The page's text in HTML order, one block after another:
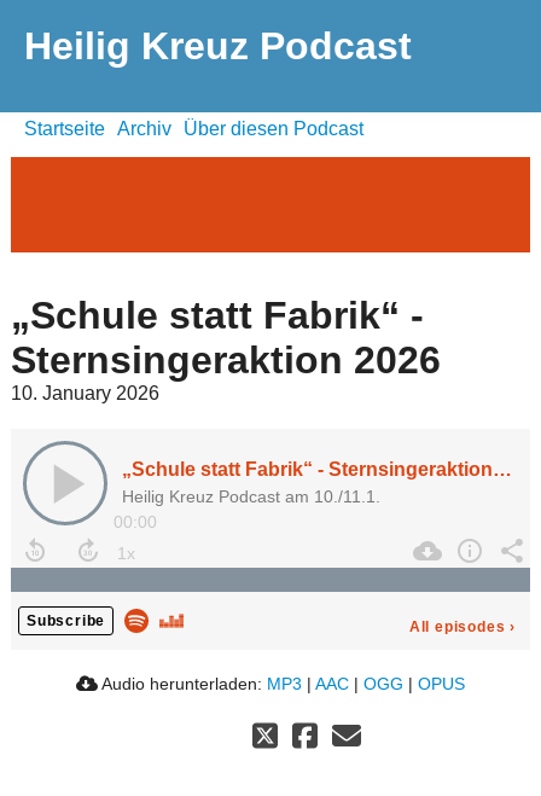
Heilig Kreuz Podcast
Startseite Archiv Über diesen Podcast
„Schule statt Fabrik“ -
Sternsingeraktion 2026
10. January 2026
„Schule statt Fabrik“ - Sternsingeraktion 2026
Heilig Kreuz Podcast am 10./11.1.
00:00
Subscribe All episodes ›
Audio herunterladen: MP3 | AAC | OGG | OPUS